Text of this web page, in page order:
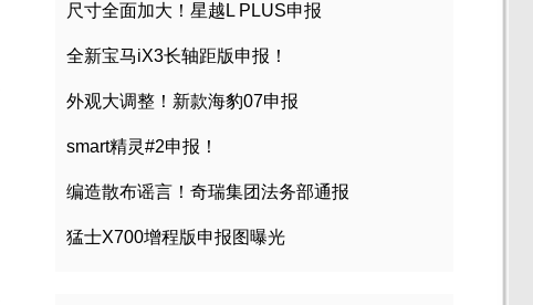
尺寸全面加大！星越L PLUS申报
全新宝马iX3长轴距版申报！
外观大调整！新款海豹07申报
smart精灵#2申报！
编造散布谣言！奇瑞集团法务部通报
猛士X700增程版申报图曝光